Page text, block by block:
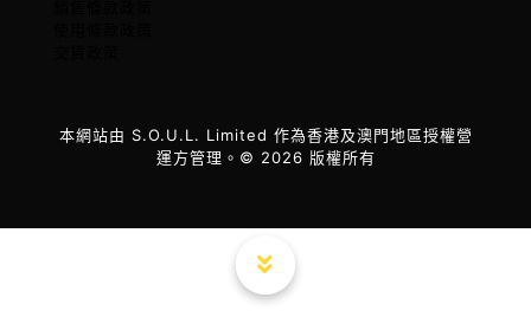
本網站由 S.O.U.L. Limited 作為香港及澳門地區授權營
運方管理。© 2026 版權所有